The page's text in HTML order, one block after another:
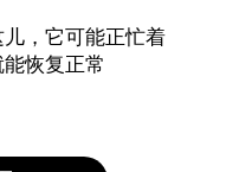
，它可能正忙着
恢复正常